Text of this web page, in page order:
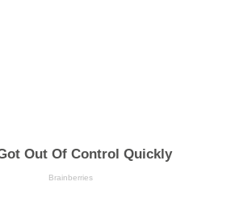
Out Of Control Quickly
Brainberries